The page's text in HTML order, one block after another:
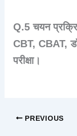
Q.5 चयन
CBT, CBAT,
परीक्षा।
PREVIOUS